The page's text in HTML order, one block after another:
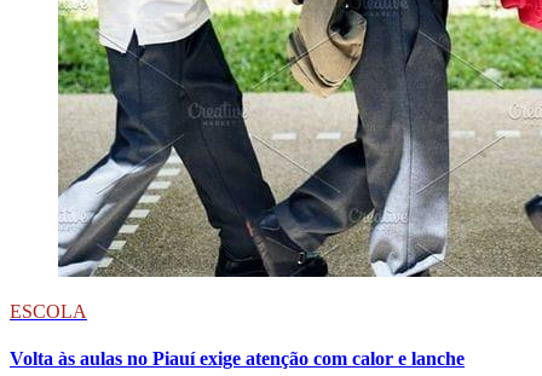
ESCOLA
Volta às aulas no Piauí exige atenção com calor e lanche